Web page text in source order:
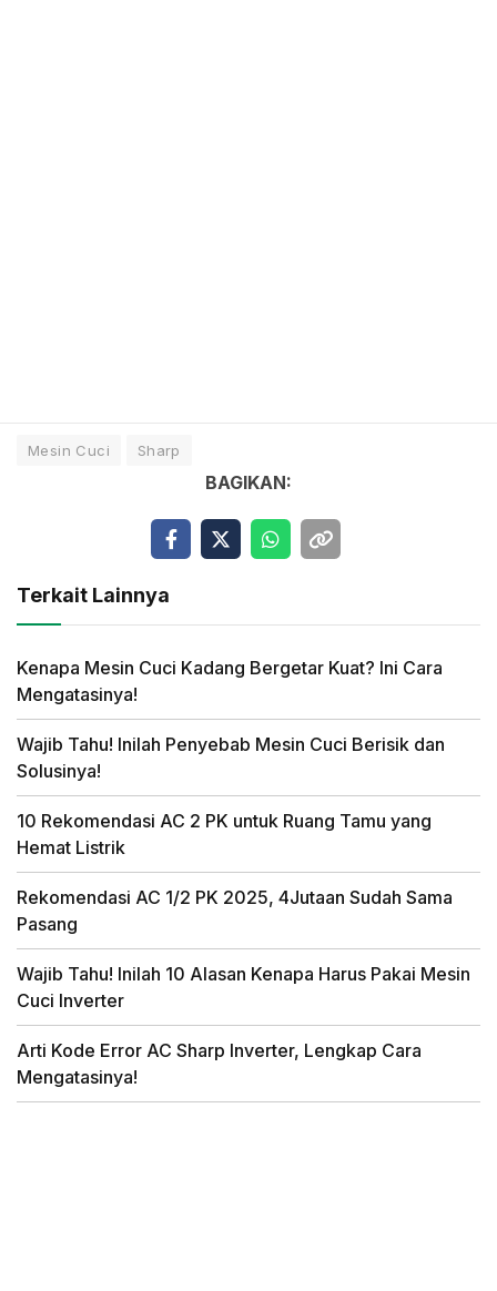
Mesin Cuci Sharp
BAGIKAN:
Terkait Lainnya
Kenapa Mesin Cuci Kadang Bergetar Kuat? Ini Cara
Mengatasinya!
Wajib Tahu! Inilah Penyebab Mesin Cuci Berisik dan
Solusinya!
10 Rekomendasi AC 2 PK untuk Ruang Tamu yang
Hemat Listrik
Rekomendasi AC 1/2 PK 2025, 4Jutaan Sudah Sama
Pasang
Wajib Tahu! Inilah 10 Alasan Kenapa Harus Pakai Mesin
Cuci Inverter
Arti Kode Error AC Sharp Inverter, Lengkap Cara
Mengatasinya!